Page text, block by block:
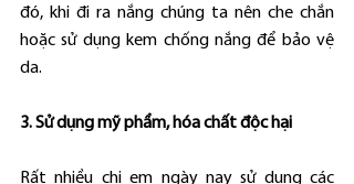
đó, khi đi ra nắng chúng ta nên che chắn
hoặc sử dụng kem chống nắng để bảo vệ
da.
3. Sử dụng mỹ phẩm, hóa chất độc hại
Rất nhiều chị em ngày nay sử dụng các